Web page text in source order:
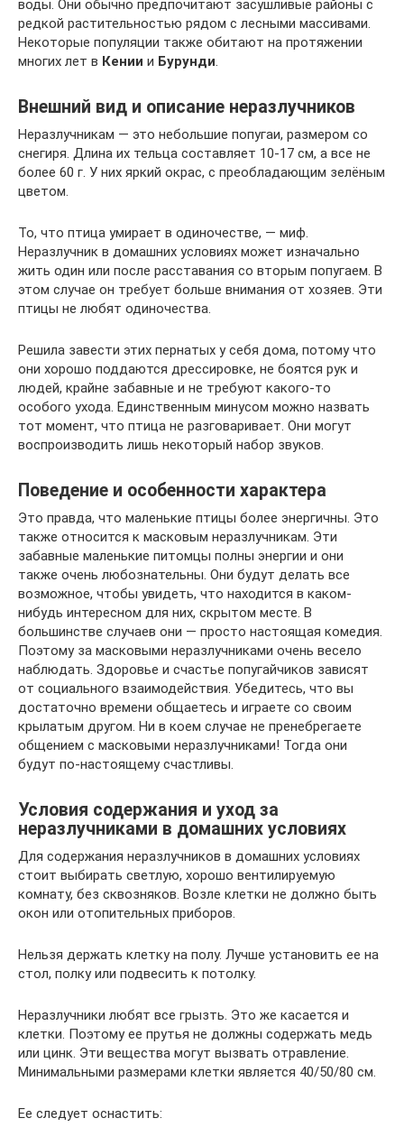
воды. Они обычно предпочитают засушливые районы с
редкой растительностью рядом с лесными массивами.
Некоторые популяции также обитают на протяжении
многих лет в Кении и Бурунди.
Внешний вид и описание неразлучников
Неразлучникам — это небольшие попугаи, размером со
снегиря. Длина их тельца составляет 10-17 см, а все не
более 60 г. У них яркий окрас, с преобладающим зелёным
цветом.
То, что птица умирает в одиночестве, — миф.
Неразлучник в домашних условиях может изначально
жить один или после расставания со вторым попугаем. В
этом случае он требует больше внимания от хозяев. Эти
птицы не любят одиночества.
Решила завести этих пернатых у себя дома, потому что
они хорошо поддаются дрессировке, не боятся рук и
людей, крайне забавные и не требуют какого-то
особого ухода. Единственным минусом можно назвать
тот момент, что птица не разговаривает. Они могут
воспроизводить лишь некоторый набор звуков.
Поведение и особенности характера
Это правда, что маленькие птицы более энергичны. Это
также относится к масковым неразлучникам. Эти
забавные маленькие питомцы полны энергии и они
также очень любознательны. Они будут делать все
возможное, чтобы увидеть, что находится в каком-
нибудь интересном для них, скрытом месте. В
большинстве случаев они — просто настоящая комедия.
Поэтому за масковыми неразлучниками очень весело
наблюдать. Здоровье и счастье попугайчиков зависят
от социального взаимодействия. Убедитесь, что вы
достаточно времени общаетесь и играете со своим
крылатым другом. Ни в коем случае не пренебрегаете
общением с масковыми неразлучниками! Тогда они
будут по-настоящему счастливы.
Условия содержания и уход за
неразлучниками в домашних условиях
Для содержания неразлучников в домашних условиях
стоит выбирать светлую, хорошо вентилируемую
комнату, без сквозняков. Возле клетки не должно быть
окон или отопительных приборов.
Нельзя держать клетку на полу. Лучше установить ее на
стол, полку или подвесить к потолку.
Неразлучники любят все грызть. Это же касается и
клетки. Поэтому ее прутья не должны содержать медь
или цинк. Эти вещества могут вызвать отравление.
Минимальными размерами клетки является 40/50/80 см.
Ее следует оснастить: